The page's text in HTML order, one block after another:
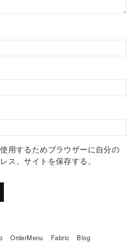
用するためブラウザーに自分の
ス、サイトを保存する。
OrderMenu Fabric Blog